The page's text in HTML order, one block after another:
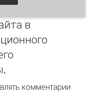
в
знаниями
комментарии